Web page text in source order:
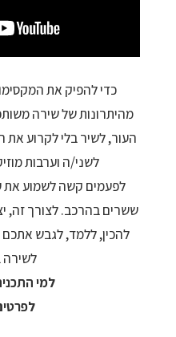
כדי להפיק את
מהיתרונות של שירה
העור, לשיר בלי לקרוע
לשני/ה וערבות
לפעמים קשה לשמוע את
ששרים בהרכב. לצורך זה,
להכין, ללמד, לגבש
לשירה
למי